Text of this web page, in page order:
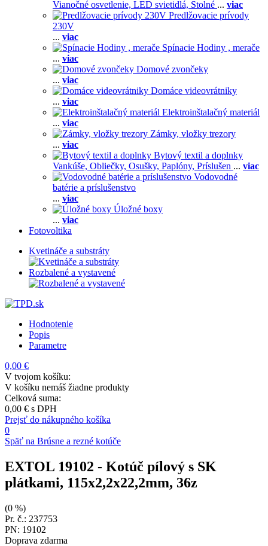
Vianočné osvetlenie, LED svietidlá, Stolné ... viac
Predlžovacie prívody
230V
... viac
Spínacie Hodiny , merače
... viac
Domové zvončeky
... viac
Domáce videovrátniky
... viac
Elektroinštalačný materiál
... viac
Zámky, vložky trezory
... viac
Bytový textil a doplnky
Vankúše, Obliečky, Osušky, Paplóny, Príslušen ... viac
Vodovodné
batérie a príslušenstvo
... viac
Úložné boxy
... viac
Fotovoltika
Kvetináče a substráty
Rozbalené a vystavené
Hodnotenie
Popis
Parametre
0,00 €
V tvojom košíku:
V košíku nemáš žiadne produkty
Celková suma:
0,00 € s DPH
Prejsť do nákupného košíka
0
Späť na Brúsne a rezné kotúče
EXTOL 19102 - Kotúč pílový s SK
plátkami, 115x2,2x22,2mm, 36z
(0 %)
Pr. č.: 237753
PN: 19102
Doprava zdarma